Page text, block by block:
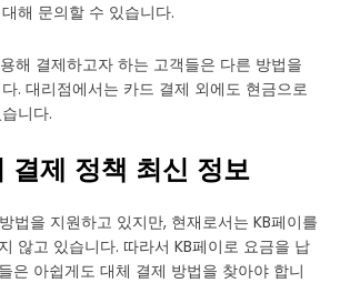
해 문의할 수 있습니다.
해 결제하고자 하는 고객들은 다른 방법을
. 대리점에서는 카드 결제 외에도 현금으로
니다.
결제 정책 최신 정보
법을 지원하고 있지만, 현재로서는 KB페이를
않고 있습니다. 따라서 KB페이로 요금을 납
은 아쉽게도 대체 결제 방법을 찾아야 합니